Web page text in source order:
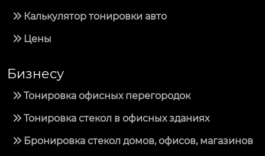
Калькулятор тонировки авто
Цены
Бизнесу
Тонировка офисных перегородок
Тонировка стекол в офисных зданиях
Бронировка стекол домов, офисов, магазинов